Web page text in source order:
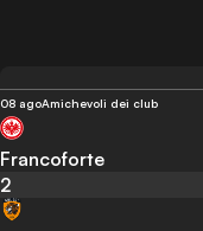
08 agoAmichevoli dei club
Francoforte
2